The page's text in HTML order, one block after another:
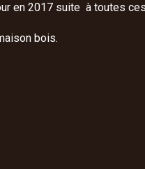
en 2017 suite à toutes ces
bois.